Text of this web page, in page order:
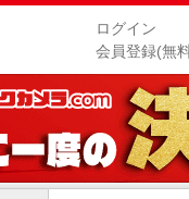
ログイン
会員登録(無